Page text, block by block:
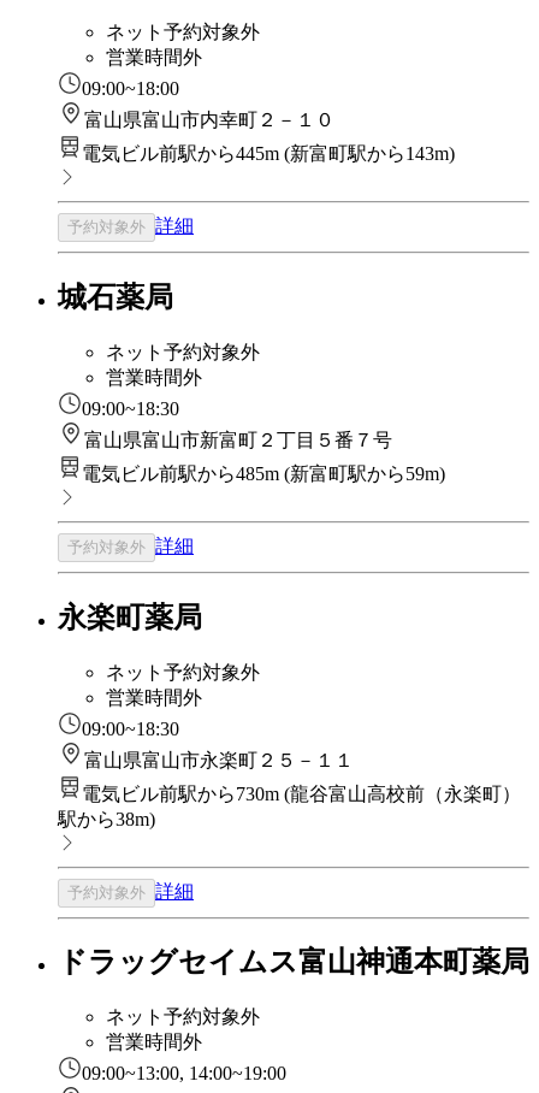
ネット予約対象外
営業時間外
09:00~18:00
富山県富山市内幸町２－１０
電気ビル前駅から445m (新富町駅から143m)
予約対象外 詳細
城石薬局
ネット予約対象外
営業時間外
09:00~18:30
富山県富山市新富町２丁目５番７号
電気ビル前駅から485m (新富町駅から59m)
予約対象外 詳細
永楽町薬局
ネット予約対象外
営業時間外
09:00~18:30
富山県富山市永楽町２５－１１
電気ビル前駅から730m (龍谷富山高校前（永楽町）
駅から38m)
予約対象外 詳細
ドラッグセイムス富山神通本町薬局
ネット予約対象外
営業時間外
09:00~13:00, 14:00~19:00